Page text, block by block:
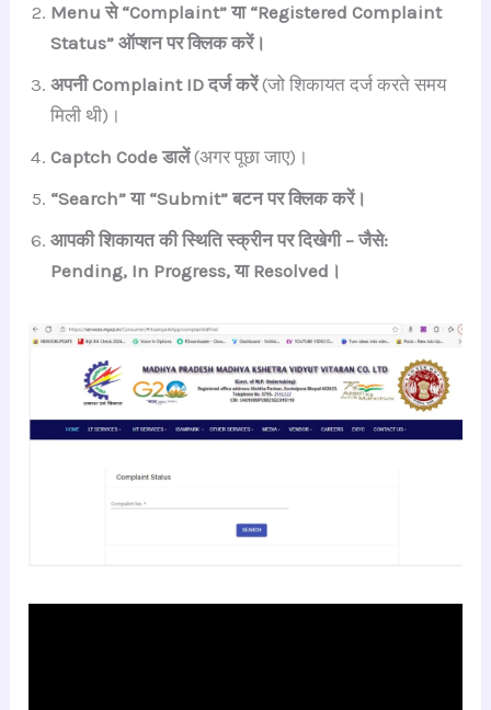
Menu से “Complaint” या “Registered Complaint
Status” ऑप्शन पर क्लिक करें।
अपनी Complaint ID दर्ज करें(जो शिकायत दर्ज करते समय
मिली थी)।
Captch Code डालें(अगर पूछा जाए)।
“Search” या “Submit” बटन पर क्लिक करें।
आपकी शिकायत की स्थिति स्क्रीन पर दिखेगी – जैसे:
Pending, In Progress, या Resolved।